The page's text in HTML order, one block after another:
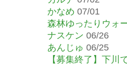
かなめ 07/01
森林ゆったりウォ
ナスケン 06/26
あんじゅ 06/25
【募集終了】下川